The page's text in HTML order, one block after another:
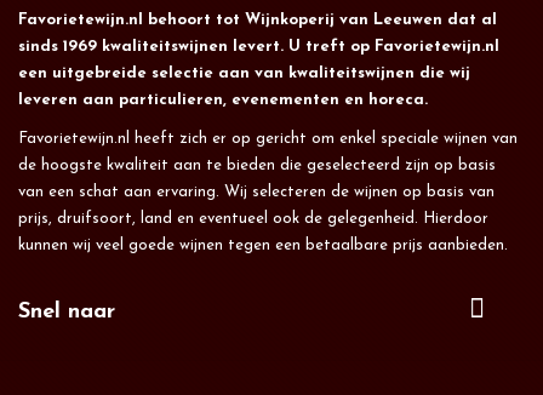
Favorietewijn.nl behoort tot Wijnkoperij van Leeuwen dat al
sinds 1969 kwaliteitswijnen levert. U treft op Favorietewijn.nl
een uitgebreide selectie aan van kwaliteitswijnen die wij
leveren aan particulieren, evenementen en horeca.
Favorietewijn.nl heeft zich er op gericht om enkel speciale wijnen van
de hoogste kwaliteit aan te bieden die geselecteerd zijn op basis
van een schat aan ervaring. Wij selecteren de wijnen op basis van
prijs, druifsoort, land en eventueel ook de gelegenheid. Hierdoor
kunnen wij veel goede wijnen tegen een betaalbare prijs aanbieden.
Snel naar